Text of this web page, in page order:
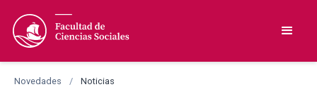
Novedades / Noticias